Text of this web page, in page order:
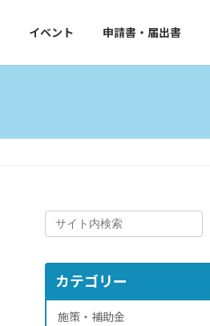
イベント 申請書・届出書
カテゴリー
施策・補助金